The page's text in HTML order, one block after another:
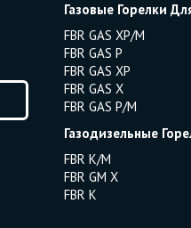
Газовые Горелки
FBR GAS XP/M
FBR GAS P
FBR GAS XP
FBR GAS X
FBR GAS P/M
Газодизельные
FBR K/M
FBR GM X
FBR K